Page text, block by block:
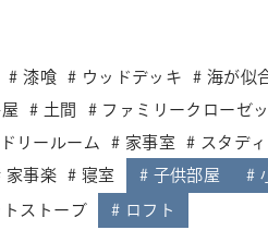
漆喰 ウッドデッキ 海が似
土間 ファミリークローゼ
リールーム 家事室 スタデ
家事楽 寝室 子供部屋
ストーブ ロフト